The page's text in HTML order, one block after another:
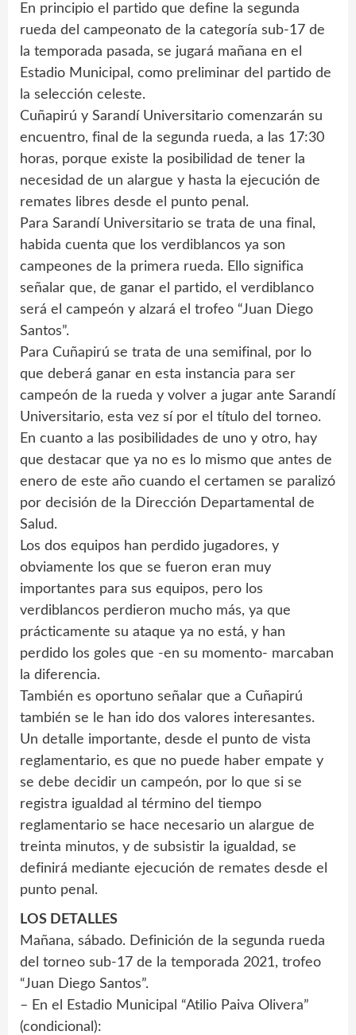
En principio el partido que define la segunda
rueda del campeonato de la categoría sub-17 de
la temporada pasada, se jugará mañana en el
Estadio Municipal, como preliminar del partido de
la selección celeste.
Cuñapirú y Sarandí Universitario comenzarán su
encuentro, final de la segunda rueda, a las 17:30
horas, porque existe la posibilidad de tener la
necesidad de un alargue y hasta la ejecución de
remates libres desde el punto penal.
Para Sarandí Universitario se trata de una final,
habida cuenta que los verdiblancos ya son
campeones de la primera rueda. Ello significa
señalar que, de ganar el partido, el verdiblanco
será el campeón y alzará el trofeo “Juan Diego
Santos”.
Para Cuñapirú se trata de una semifinal, por lo
que deberá ganar en esta instancia para ser
campeón de la rueda y volver a jugar ante Sarandí
Universitario, esta vez sí por el título del torneo.
En cuanto a las posibilidades de uno y otro, hay
que destacar que ya no es lo mismo que antes de
enero de este año cuando el certamen se paralizó
por decisión de la Dirección Departamental de
Salud.
Los dos equipos han perdido jugadores, y
obviamente los que se fueron eran muy
importantes para sus equipos, pero los
verdiblancos perdieron mucho más, ya que
prácticamente su ataque ya no está, y han
perdido los goles que -en su momento- marcaban
la diferencia.
También es oportuno señalar que a Cuñapirú
también se le han ido dos valores interesantes.
Un detalle importante, desde el punto de vista
reglamentario, es que no puede haber empate y
se debe decidir un campeón, por lo que si se
registra igualdad al término del tiempo
reglamentario se hace necesario un alargue de
treinta minutos, y de subsistir la igualdad, se
definirá mediante ejecución de remates desde el
punto penal.
LOS DETALLES
Mañana, sábado. Definición de la segunda rueda
del torneo sub-17 de la temporada 2021, trofeo
“Juan Diego Santos”.
– En el Estadio Municipal “Atilio Paiva Olivera”
(condicional):